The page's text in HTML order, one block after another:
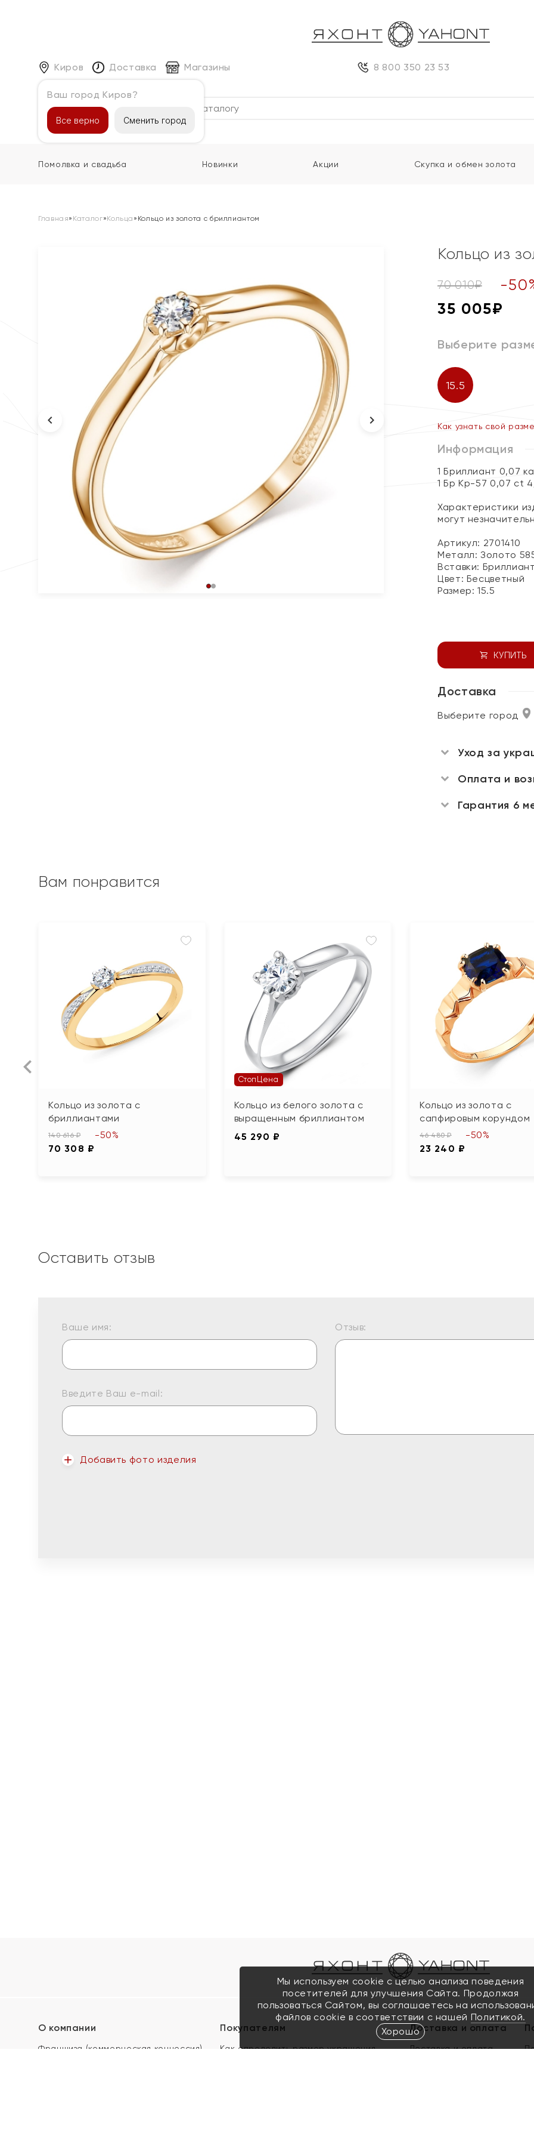
Киров
Ваш город Киров?
Все верно Сменить город
Доставка Магазины 8 800 350 23 53
Каталог
Помолвка и свадьба Новинки Акции Скупка и обмен золота
Главная» Каталог»Кольца » Кольцо из золота с бриллиантом
Кольцо из
70 010₽ -50
35 005₽
Выберите
15.5
Как узнать свой
Информация
1 Бриллиант 0,07
1 Бр Кр-57 0,07 ct
Характеристики
могут
Артикул: 2701410
Металл:Золото
Вставки: Бриллиант
Цвет: Бесцветный
Размер:15.5
КУПИТЬ
Доставка
Выберите город
Уход за
Оплата и
Гарантия 6
Вам понравится
Кольцо из золота с
бриллиантами
140 616 ₽
70 308 ₽
-50%
СтопЦена
Кольцо из белого золота с
выращенным бриллиантом
45 290 ₽
Кольцо из золота с
сапфировым корундом
46 480 ₽
23 240 ₽
-50%
Оставить отзыв
Ваше имя:
Введите Ваш e-mail:
Добавить фото изделия
Отзыв:
О компании
Франшиза (коммерческая концессия)
Покупателям
Как определить размер украшения
Доставка и оплата
Доставка и оплата
Мы используем cookie с целью анализа поведения
посетителей для улучшения Сайта. Продолжая
пользоваться Сайтом, вы соглашаетесь на
файлов cookie в соответствии с нашей Политикой.
Хорошо